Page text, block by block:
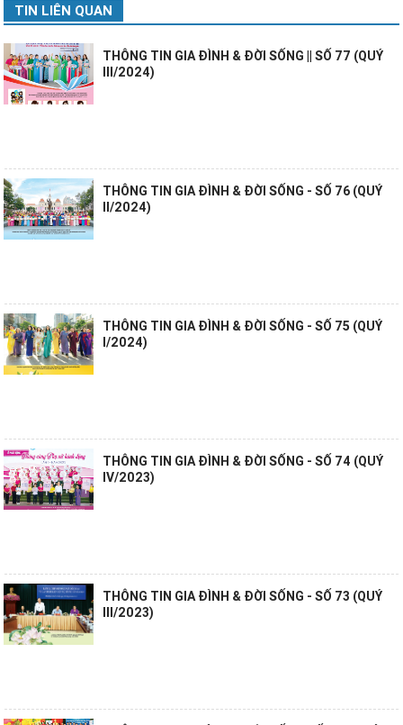
TIN LIÊN QUAN
THÔNG TIN GIA ĐÌNH & ĐỜI SỐNG || SỐ 77 (QUÝ
III/2024)
THÔNG TIN GIA ĐÌNH & ĐỜI SỐNG - SỐ 76 (QUÝ
II/2024)
THÔNG TIN GIA ĐÌNH & ĐỜI SỐNG - SỐ 75 (QUÝ
I/2024)
THÔNG TIN GIA ĐÌNH & ĐỜI SỐNG - SỐ 74 (QUÝ
IV/2023)
THÔNG TIN GIA ĐÌNH & ĐỜI SỐNG - SỐ 73 (QUÝ
III/2023)